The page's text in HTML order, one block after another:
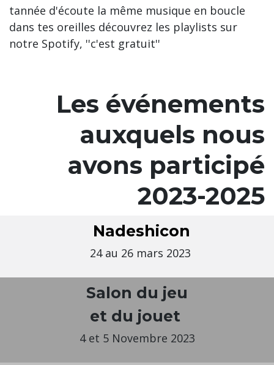
tannée d'écoute la même musique en boucle
dans tes oreilles découvrez les playlists sur
notre Spotify, ''c'est gratuit''
Les événements
auxquels nous
avons participé
2023-2025
Nadeshicon
24 au 26 mars 2023
Salon du jeu
et du jouet
4 et 5 Novembre 2023